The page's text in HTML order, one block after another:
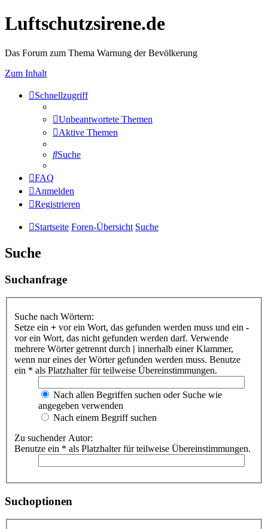
Luftschutzsirene.de
Das Forum zum Thema Warnung der Bevölkerung
Zum Inhalt
Schnellzugriff
Unbeantwortete Themen
Aktive Themen
Suche
FAQ
Anmelden
Registrieren
Startseite Foren-Übersicht Suche
Suche
Suchanfrage
Suche nach Wörtern:
Setze ein + vor ein Wort, das gefunden werden muss und ein -
vor ein Wort, das nicht gefunden werden darf. Verwende
mehrere Wörter getrennt durch | innerhalb einer Klammer,
wenn nur eines der Wörter gefunden werden muss. Benutze
ein * als Platzhalter für teilweise Übereinstimmungen.
Nach allen Begriffen suchen oder Suche wie
angegeben verwenden
Nach einem Begriff suchen
Zu suchender Autor:
Benutze ein * als Platzhalter für teilweise Übereinstimmungen.
Suchoptionen